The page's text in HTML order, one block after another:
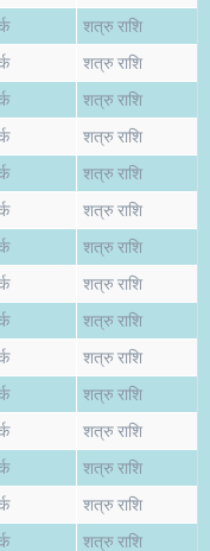
शत्रु राशि
शत्रु राशि
शत्रु राशि
शत्रु राशि
शत्रु राशि
शत्रु राशि
शत्रु राशि
शत्रु राशि
शत्रु राशि
शत्रु राशि
शत्रु राशि
शत्रु राशि
शत्रु राशि
शत्रु राशि
शत्रु राशि